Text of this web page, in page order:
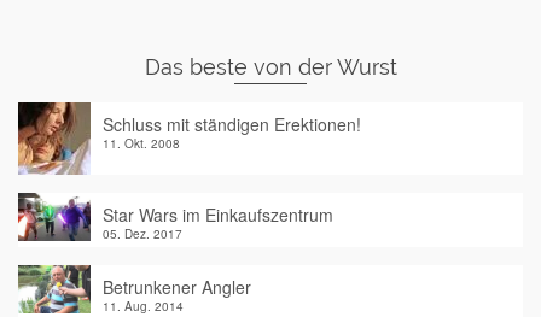
Das beste von der Wurst
Schluss mit ständigen Erektionen!
11. Okt. 2008
Star Wars im Einkaufszentrum
05. Dez. 2017
Betrunkener Angler
11. Aug. 2014